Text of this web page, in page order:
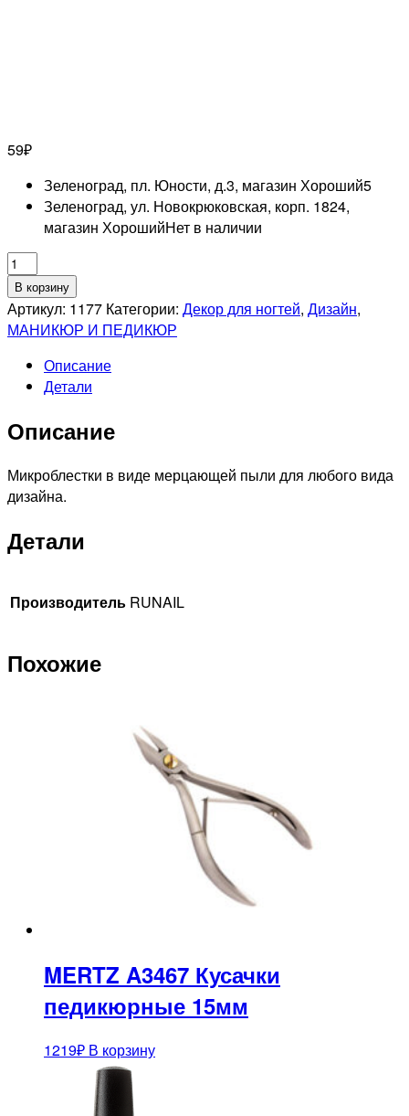
59₽
Зеленоград, пл. Юности, д.3, магазин Хороший5
Зеленоград, ул. Новокрюковская, корп. 1824,
магазин ХорошийНет в наличии
Количество
товара
RUNAIL
Дизайн
ногтей
пыль
В корзину
Артикул: 1177 Категории: Декор для ногтей, Дизайн,
МАНИКЮР И ПЕДИКЮР
Описание
Детали
Описание
Микроблестки в виде мерцающей пыли для любого вида
дизайна.
Детали
Производитель RUNAIL
Похожие
MERTZ A3467 Кусачки
педикюрные 15мм
1219₽ В корзину